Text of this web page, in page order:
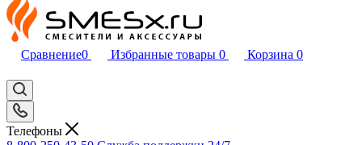
Сравнение0 Избранные товары 0 Корзина 0
Телефоны